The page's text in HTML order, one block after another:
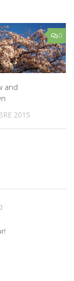
0
and
2015